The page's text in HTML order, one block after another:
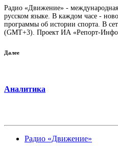
Радио «Движение» -
русском языке. В каждом часе -
программы об истории спорта. В
(GMT+3). Проект ИА «Репорт-
Далее
Аналитика
Радио «Движение»